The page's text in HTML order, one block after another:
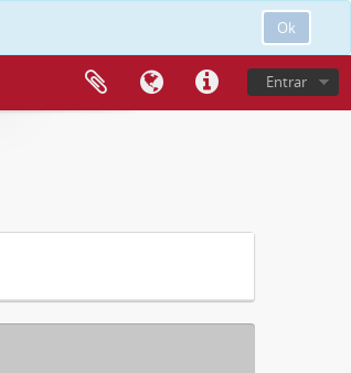
Ok
Entrar